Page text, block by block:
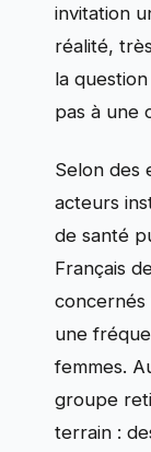
invitation
réalité,
la
pas à une
Selon des
acteurs
de santé
Français
concernés
une
femmes.
groupe
terrain :